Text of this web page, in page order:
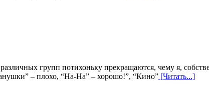
групп потихоньку прекращаются, чему я,
– плохо, “На-На” – хорошо!”, “Кино” [Читать...]